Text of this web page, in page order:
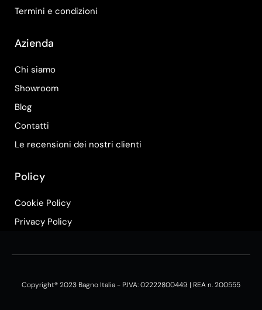
Termini e condizioni
Azienda
Chi siamo
Showroom
Blog
Contatti
Le recensioni dei nostri clienti
Policy
Cookie Policy
Privacy Policy
Copyright® 2023 Bagno Italia - P.IVA: 02222800449 | REA n. 200555